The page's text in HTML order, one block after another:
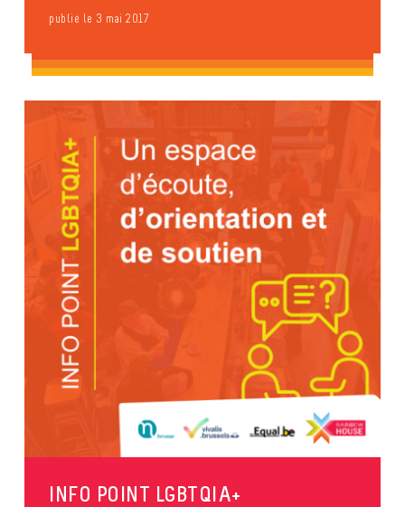
publié le 3 mai 2017
INFO POINT LGBTQIA+